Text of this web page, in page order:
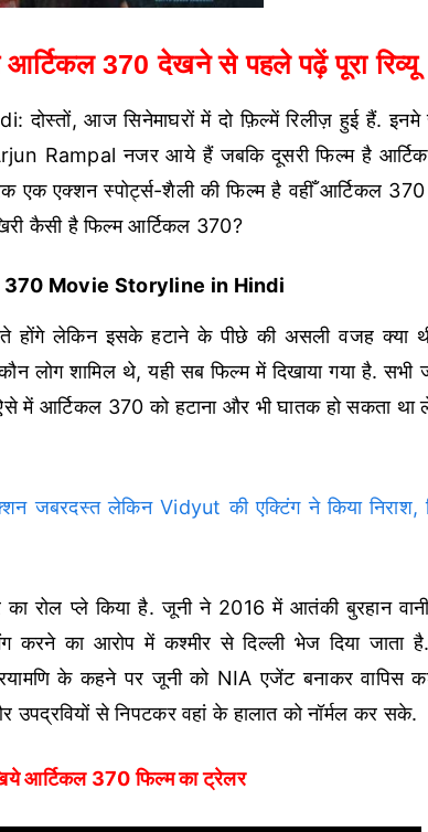
आर्टिकल 370 देखने से पहले पढ़ें पूरा रिव्यू
आज सिनेमाघरों में दो फ़िल्में रिलीज़ हुई हैं.
Rampal नजर आये हैं जबकि दूसरी फिल्म है
एक्शन स्पोर्ट्स-शैली की फिल्म है वहीँ आर्टिकल
कैसी है फिल्म आर्टिकल 370?
370 Movie Storyline in Hindi
होंगे लेकिन इसके हटाने के पीछे की असली वजह क्या
लोग शामिल थे, यही सब फिल्म में दिखाया गया है. सभी
में आर्टिकल 370 को हटाना और भी घातक हो सकता
लेकिन Vidyut की एक्टिंग ने किया निराश,
रोल प्ले किया है. जूनी ने 2016 में आतंकी बुरहान
का आरोप में कश्मीर से दिल्ली भेज दिया जाता
के कहने पर जूनी को NIA एजेंट बनाकर वापिस
उपद्रवियों से निपटकर वहां के हालात को नॉर्मल कर सके.
आर्टिकल 370 फिल्म का ट्रेलर